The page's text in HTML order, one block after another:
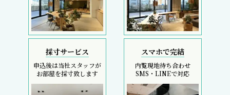
採寸サービス
申込後は当社スタッフが
お部屋を採寸致します
スマホで完結
内覧現地待ち合わせ
SMS・LINEで対応